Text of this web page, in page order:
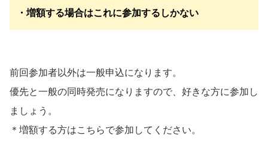
・増額する場合はこれに参加するしかない
前回参加者以外は一般申込になります。
優先と一般の同時発売になりますので、好きな方に参加し
ましょう。
＊増額する方はこちらで参加してください。